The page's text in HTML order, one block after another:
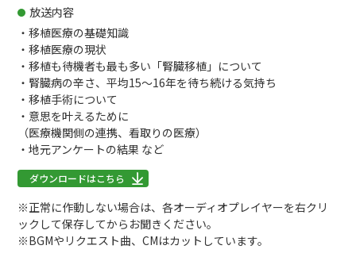
放送内容
・移植医療の基礎知識
・移植医療の現状
・移植も待機者も最も多い「腎臓移植」について
・腎臓病の辛さ、平均15～16年を待ち続ける気持ち
・移植手術について
・意思を叶えるために
（医療機関側の連携、看取りの医療）
・地元アンケートの結果 など
ダウンロードはこちら
※正常に作動しない場合は、各オーディオプレイヤーを右クリ
ックして保存してからお聞きください。
※BGMやリクエスト曲、CMはカットしています。